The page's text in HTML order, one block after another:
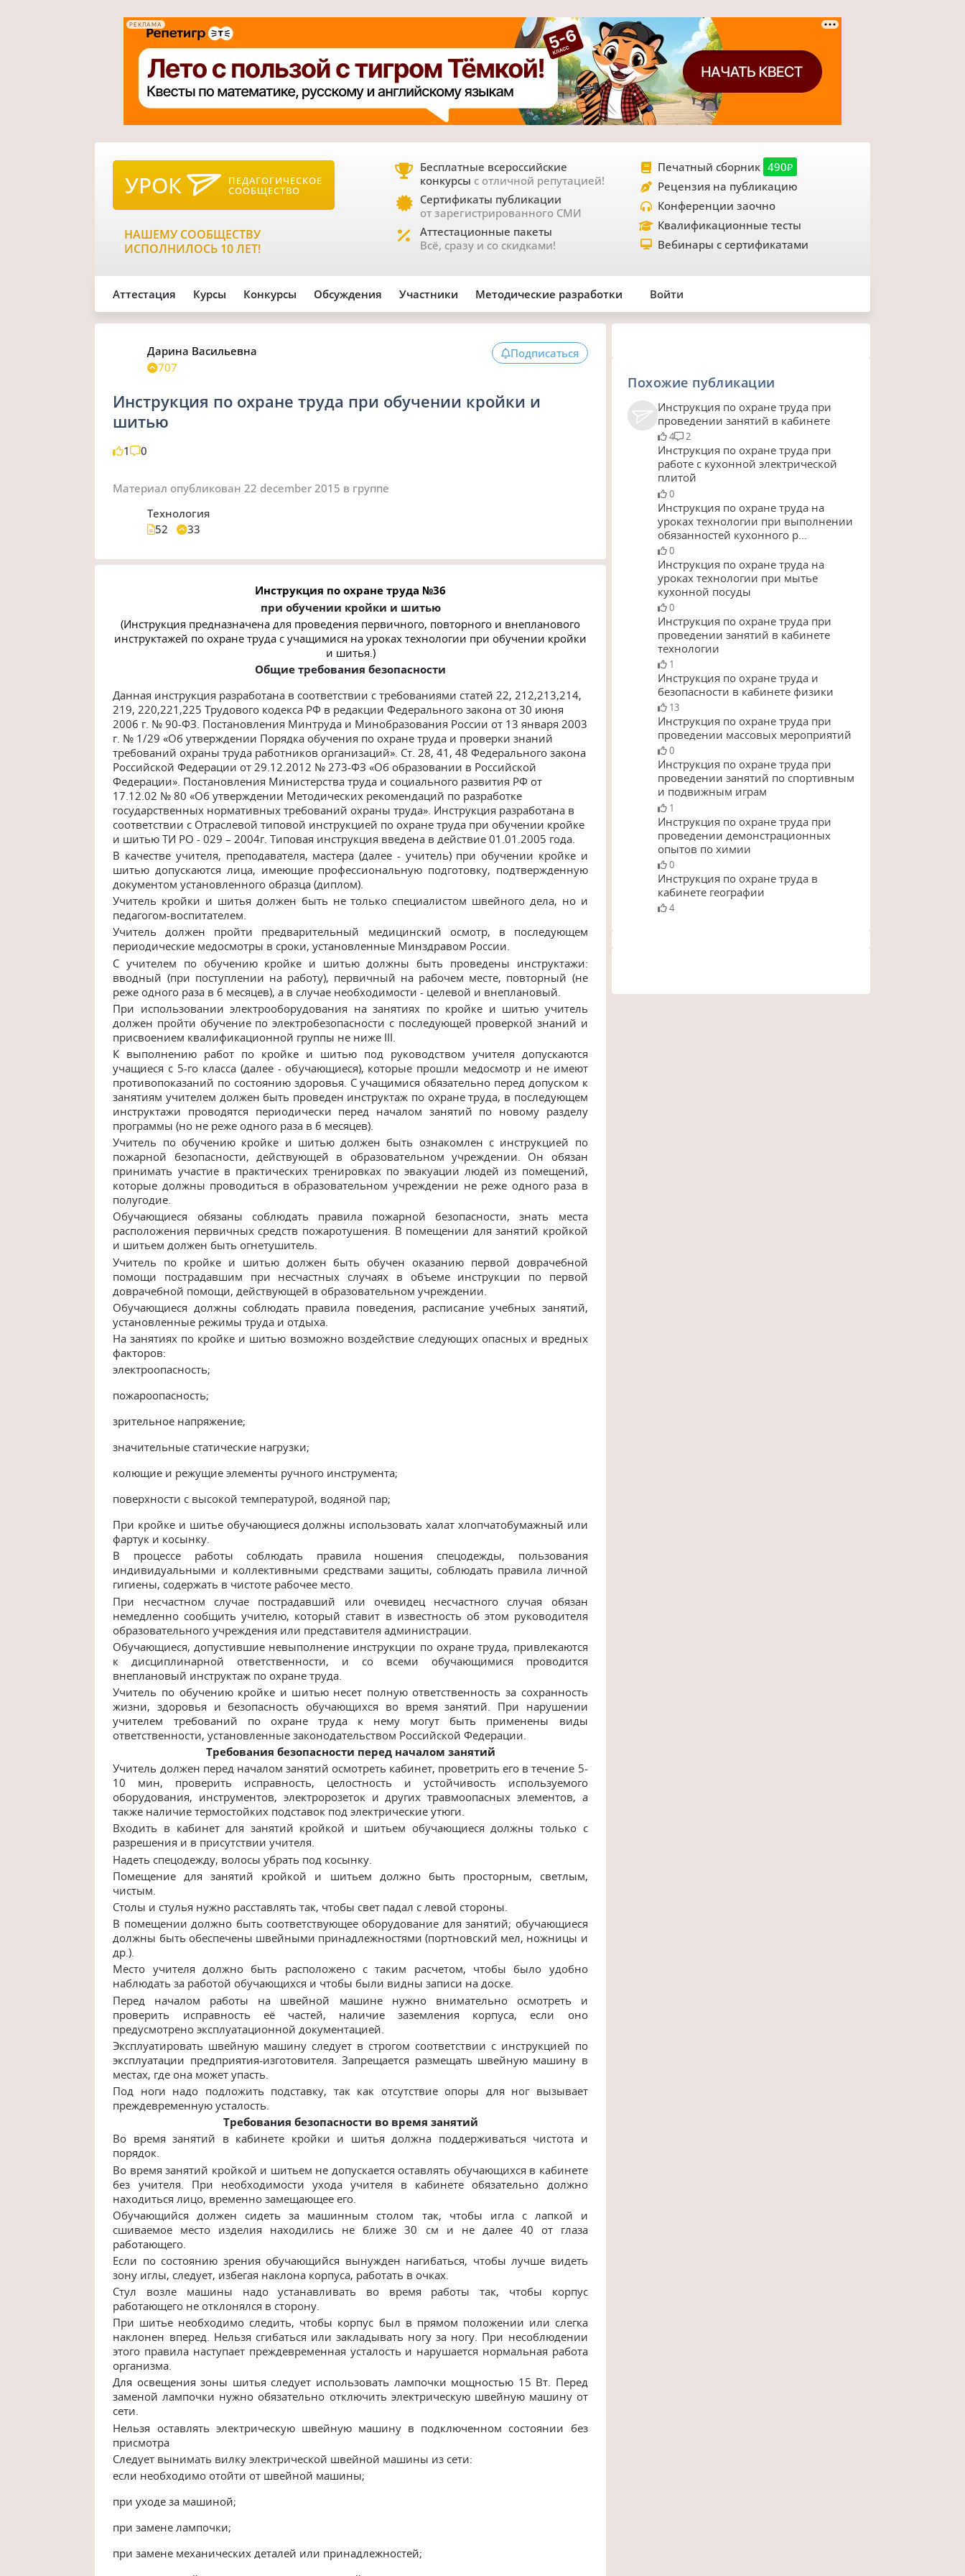
РЕКЛАМА
УРОК ПЕДАГОГИЧЕСКОЕ
СООБЩЕСТВО
НАШЕМУ СООБЩЕСТВУ
ИСПОЛНИЛОСЬ 10 ЛЕТ!
Бесплатные всероссийские
конкурсы с отличной репутацией!
Сертификаты публикации
от зарегистрированного СМИ
Аттестационные пакеты
Всё, сразу и со скидками!
Печатный сборник 490₽
Рецензия на публикацию
Конференции заочно
Квалификационные тесты
Вебинары с сертификатами
Аттестация Курсы Конкурсы Обсуждения Участники Методические разработки Войти
Дарина Васильевна
707
Подписаться
Инструкция по охране труда при обучении кройки и
шитью
1 0
Материал опубликован 22 december 2015 в группе
Технология
52
33
Инструкция по охране труда №36
при обучении кройки и шитью
(Инструкция предназначена для проведения первичного, повторного и внепланового
инструктажей по охране труда с учащимися на уроках технологии при обучении кройки
и шитья.)
Общие требования безопасности
Данная инструкция разработана в соответствии с требованиями статей 22, 212,213,214,
219, 220,221,225 Трудового кодекса РФ в редакции Федерального закона от 30 июня
2006 г. № 90-ФЗ. Постановления Минтруда и Минобразования России от 13 января 2003
г. № 1/29 «Об утверждении Порядка обучения по охране труда и проверки знаний
требований охраны труда работников организаций». Ст. 28, 41, 48 Федерального закона
Российской Федерации от 29.12.2012 № 273-ФЗ «Об образовании в Российской
Федерации». Постановления Министерства труда и социального развития РФ от
17.12.02 № 80 «Об утверждении Методических рекомендаций по разработке
государственных нормативных требований охраны труда». Инструкция разработана в
соответствии с Отраслевой типовой инструкцией по охране труда при обучении кройке
и шитью ТИ РО - 029 – 2004г. Типовая инструкция введена в действие 01.01.2005 года.
В качестве учителя, преподавателя, мастера (далее - учитель) при обучении кройке и
шитью допускаются лица, имеющие профессиональную подготовку, подтвержденную
документом установленного образца (диплом).
Учитель кройки и шитья должен быть не только специалистом швейного дела, но и
педагогом-воспитателем.
Учитель должен пройти предварительный медицинский осмотр, в последующем
периодические медосмотры в сроки, установленные Минздравом России.
С учителем по обучению кройке и шитью должны быть проведены инструктажи:
вводный (при поступлении на работу), первичный на рабочем месте, повторный (не
реже одного раза в 6 месяцев), а в случае необходимости - целевой и внеплановый.
При использовании электрооборудования на занятиях по кройке и шитью учитель
должен пройти обучение по электробезопасности с последующей проверкой знаний и
присвоением квалификационной группы не ниже III
К выполнению работ по кройке и шитью под руководством учителя допускаются
учащиеся с 5-го класса (далее - обучающиеся), которые прошли медосмотр и не имеют
противопоказаний по состоянию здоровья. С учащимися обязательно перед допуском к
занятиям учителем должен быть проведен инструктаж по охране труда, в последующем
инструктажи проводятся периодически перед началом занятий по новому разделу
программы (но не реже одного раза в 6 месяцев).
Учитель по обучению кройке и шитью должен быть ознакомлен с инструкцией по
пожарной безопасности, действующей в образовательном учреждении. Он обязан
принимать участие в практических тренировках по эвакуации людей из помещений,
которые должны проводиться в образовательном учреждении не реже одного раза в
полугодие.
Обучающиеся обязаны соблюдать правила пожарной безопасности, знать места
расположения первичных средств пожаротушения. В помещении для занятий кройкой
и шитьем должен быть огнетушитель.
Учитель по кройке и шитью должен быть обучен оказанию первой доврачебной
помощи пострадавшим при несчастных случаях в объеме инструкции по первой
доврачебной помощи, действующей в образовательном учреждении.
Обучающиеся должны соблюдать правила поведения, расписа­ние учебных занятий,
установленные режимы труда и отдыха.
На занятиях по кройке и шитью возможно воздействие следующих опасных и вредных
факторов:
электроопасность;
пожароопасность;
зрительное напряжение;
значительные статические нагрузки;
колющие и режущие элементы ручного инструмента;
поверхности с высокой температурой, водяной пар;
При кройке и шитье обучающиеся должны использовать халат хлопчатобумажный или
фартук и косынку.
В процессе работы соблюдать правила ношения спецодежды, пользования
индивидуальными и коллективными средствами защиты, соблюдать правила личной
гигиены, содержать в чистоте рабочее место.
При несчастном случае пострадавший или очевидец несчастно­го случая обязан
немедленно сообщить учителю, который ставит в известность об этом руководителя
образовательного учреждения или представителя администрации.
Обучающиеся, допустившие невыполнение инструкции по охране труда, привлекаются
к дисциплинарной ответственности, и со всеми обучающимися проводится
внеплановый инструктаж по охране труда.
Учитель по обучению кройке и шитью несет полную ответственность за сохранность
жизни, здоровья и безопасность обучающихся во время занятий. При нарушении
учителем требований по охране труда к нему могут быть применены виды
ответственности, установленные законодательством Российской Федерации.
Требования безопасности перед началом занятий
Учитель должен перед началом занятий осмотреть кабинет, проветрить его в течение 5-
10 мин, проверить исправность, целостность и устойчивость используемого
оборудования, инструментов, электророзеток и других травмоопасных элементов, а
также наличие термостойких подставок под электрические утюги.
Входить в кабинет для занятий кройкой и шитьем обучающиеся должны только с
разрешения и в присутствии учителя.
Надеть спецодежду, волосы убрать под косынку.
Помещение для занятий кройкой и шитьем должно быть просторным, светлым,
чистым.
Столы и стулья нужно расставлять так, чтобы свет падал с левой стороны.
В помещении должно быть соответствующее оборудование для занятий; обучающиеся
должны быть обеспечены швейными принадлежностями (портновский мел, ножницы и
др.).
Место учителя должно быть расположено с таким расчетом, чтобы было удобно
наблюдать за работой обучающихся и чтобы были видны записи на доске.
Перед началом работы на швейной машине нужно внимательно осмотреть и
проверить исправность её частей, наличие заземления корпуса, если оно
предусмотрено эксплуатационной документацией.
Эксплуатировать швейную машину следует в строгом соответствии с инструкцией по
эксплуатации предприятия-изготовителя. Запрещается размещать швейную машину в
местах, где она может упасть.
Под ноги надо подложить подставку, так как отсутствие опоры для ног вызывает
преждевременную усталость.
Требования безопасности во время занятий
Во время занятий в кабинете кройки и шитья должна поддерживаться чистота и
порядок.
Во время занятий кройкой и шитьем не допускается оставлять обучающихся в кабинете
без учителя. При необходимости ухода учителя в кабинете обязательно должно
находиться лицо, временно замещающее его.
Обучающийся должен сидеть за машинным столом так, чтобы игла с лапкой и
сшиваемое место изделия находились не ближе 30 см и не далее 40 от глаза
работающего.
Если по состоянию зрения обучающийся вынужден нагибаться, чтобы лучше видеть
зону иглы, следует, избегая наклона корпуса, работать в очках.
Стул возле машины надо устанавливать во время работы так, чтобы корпус
работающего не отклонялся в сторону.
При шитье необходимо следить, чтобы корпус был в прямом положении или слегка
наклонен вперед. Нельзя сгибаться или закладывать ногу за ногу. При несоблюдении
этого правила наступает преждевременная усталость и нарушается нормальная работа
организма.
Для освещения зоны шитья следует использовать лампочки мощностью 15 Вт. Перед
заменой лампочки нужно обязательно отключить электрическую швейную машину от
сети.
Нельзя оставлять электрическую швейную машину в подключенном состоянии без
присмотра
Следует вынимать вилку электрической швейной машины из сети:
если необходимо отойти от швейной машины;
при уходе за машиной;
при замене лампочки;
при замене механических деталей или принадлежностей;
Похожие публикации
Инструкция по охране труда при
проведении занятий в кабинете
4 2
Инструкция по охране труда при
работе с кухонной электрической
плитой
0
Инструкция по охране труда на
уроках технологии при выполнении
обязанностей кухонного р...
0
Инструкция по охране труда на
уроках технологии при мытье
кухонной посуды
0
Инструкция по охране труда при
проведении занятий в кабинете
технологии
1
Инструкция по охране труда и
безопасности в кабинете физики
13
Инструкция по охране труда при
проведении массовых мероприятий
0
Инструкция по охране труда при
проведении занятий по спортивным
и подвижным играм
1
Инструкция по охране труда при
проведении демонстрационных
опытов по химии
0
Инструкция по охране труда в
кабинете географии
4